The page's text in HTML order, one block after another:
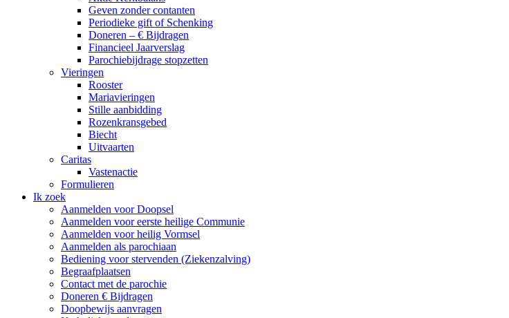
Geven zonder contanten
Periodieke gift of Schenking
Doneren – € Bijdragen
Financieel Jaarverslag
Parochiebijdrage stopzetten
Vieringen
Rooster
Mariavieringen
Stille aanbidding
Rozenkransgebed
Biecht
Uitvaarten
Caritas
Vastenactie
Formulieren
Ik zoek
Aanmelden voor Doopsel
Aanmelden voor eerste heilige Communie
Aanmelden voor heilig Vormsel
Aanmelden als parochiaan
Bediening voor stervenden (Ziekenzalving)
Begraafplaatsen
Contact met de parochie
Doneren € Bijdragen
Doopbewijs aanvragen